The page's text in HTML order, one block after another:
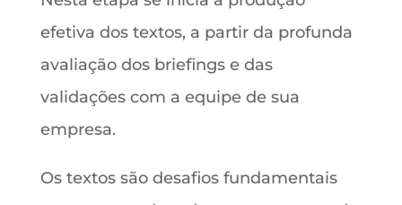
efetiva dos textos, a partir da profunda
avaliação dos briefings e das
validações com a equipe de sua
empresa.
Os textos são desafios fundamentais